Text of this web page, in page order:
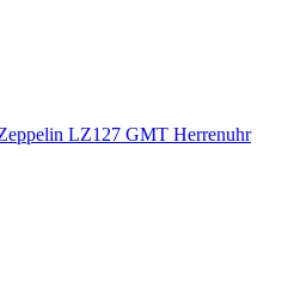
LZ127 GMT Herrenuhr